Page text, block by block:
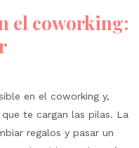
el coworking:
en el coworking y,
te cargan las pilas. La
regalos y pasar un